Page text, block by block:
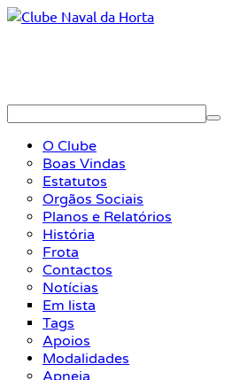
O Clube
Boas Vindas
Estatutos
Orgãos Sociais
Planos e Relatórios
História
Frota
Contactos
Notícias
Em lista
Tags
Apoios
Modalidades
Apneia